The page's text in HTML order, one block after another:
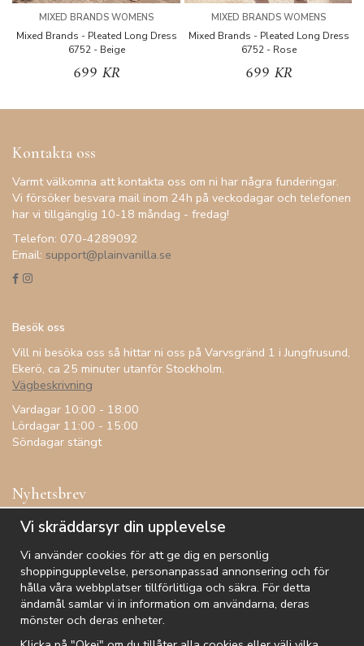
MIXED BRANDS WOMENS
Mixed Brands - Pleated Long Dress
6752 - Beige
699 KR
MIXED BRANDS WOMENS
Mixed Brands - Pleated Long Dress
6752 - Rose
699 KR
Kontakta oss
Varmt välkomna att kontakta oss om ni har några funderingar.
Vi försöker besvara mail inom 24h på veckodagar och telefonen
har vi tillgänglig 10-18 måndag - fredag!
Telefon: 070-4289092
Email: support@plainvanilla.se
Besök oss
Vill ni besöka oss så hittar ni oss på Varvsgränd 1 i Jungfrusund,
Ekerö, ca 25 minuter utanför Stockholm.
Vägbeskrivning
Vardagar 10:00 - 18:00
Lördagar 11:00 - 15:00
Söndagar stängt
Nyhetsbrev
Få inspiration, förtur till kampanjer, specialerbjudanden och
De uppgifter du matar in kommer endast användas till våra nyhetsbrev.
Vi skräddarsyr din upplevelse
Vi använder cookies för att ge dig en personlig
shoppingupplevelse, personanpassad annonsering och för
hålla våra webbplatser tillförlitliga och säkra. För detta
ändamål samlar vi in information om användarna, deras
mönster och deras enheter.